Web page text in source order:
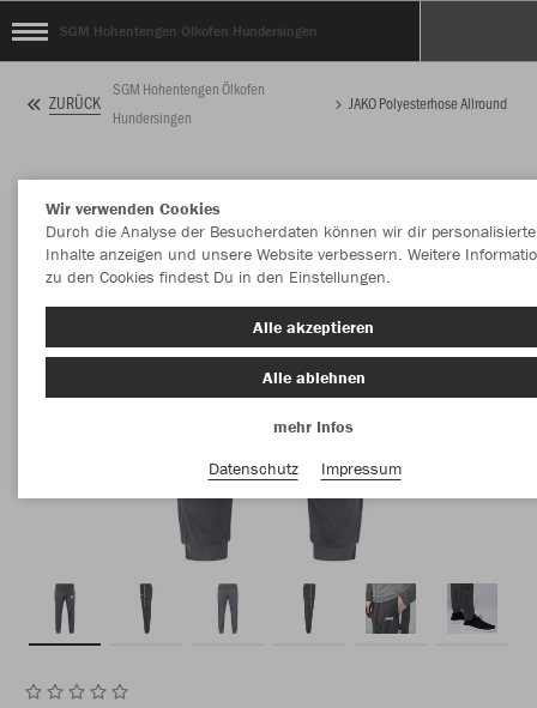
SGM Hohentengen Ölkofen Hundersingen
ZURÜCK
SGM Hohentengen Ölkofen
Hundersingen
JAKO Polyesterhose Allround
Wir verwenden Cookies
Durch die Analyse der Besucherdaten können wir dir personalisierte
Inhalte anzeigen und unsere Website verbessern. Weitere
zu den Cookies findest Du in den Einstellungen.
Alle akzeptieren
Alle ablehnen
mehr Infos
Datenschutz
Impressum